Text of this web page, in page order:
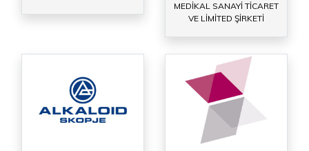
MEDİKAL SANAYİ TİCARET
VE LİMİTED ŞİRKETİ